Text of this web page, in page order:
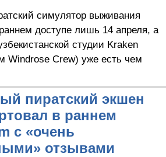
симулятор выживания
доступе лишь 14 апреля, а
студии Kraken
Windrose Crew) уже есть чем
пиратский экшен
в раннем
c «очень
отзывами